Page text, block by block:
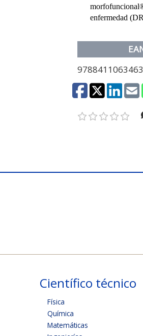
enfermedad
9788411063463
Científico técnico
Física
Química
Matemáticas